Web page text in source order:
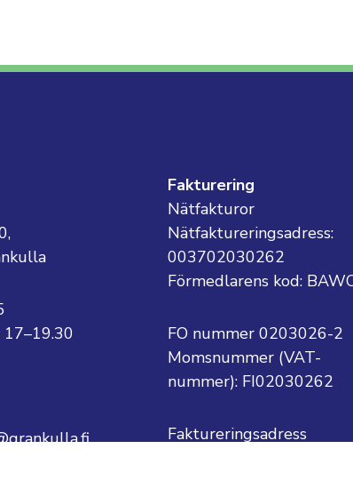
17–19.30
Fakturering
Nätfakturor
Nätfaktureringsadress:
003702030262
Förmedlarens kod:
FO nummer 0203026-2
Momsnummer (VAT-
nummer): FI02030262
Faktureringsadress